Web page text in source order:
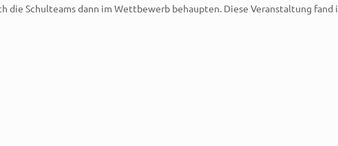
die Schulteams dann im Wettbewerb behaupten. Diese Veranstaltung fand